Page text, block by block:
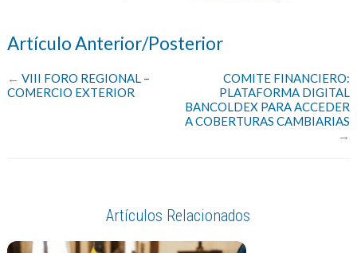
Artículo Anterior/Posterior
← VIII FORO REGIONAL –
COMERCIO EXTERIOR
COMITE FINANCIERO:
PLATAFORMA DIGITAL
BANCOLDEX PARA ACCEDER
A COBERTURAS CAMBIARIAS
→
Artículos Relacionados